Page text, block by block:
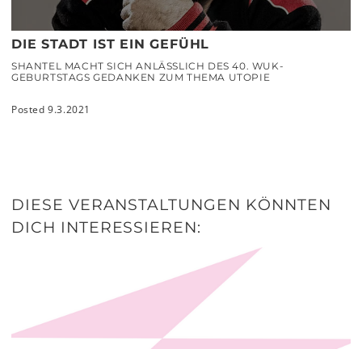
DIE STADT IST EIN GEFÜHL
SHANTEL MACHT SICH ANLÄSSLICH DES 40. WUK-
GEBURTSTAGS GEDANKEN ZUM THEMA UTOPIE
Posted 9.3.2021
DIESE VERANSTALTUNGEN KÖNNTEN
DICH INTERESSIEREN: